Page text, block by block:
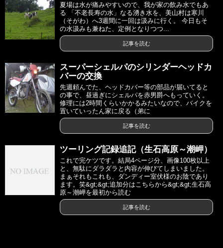
夏場は水が痛みやすいので、我が家の飲み水でもあ
る 「不老長寿の水」なる湧き水を、美山村は寒川
（そがわ）へ3週間に一回は汲みに行く。 今日もそ
の水汲みも兼ねた、定例となりつつ...
記事を読む
スーパーシェルパのシリンダーヘッドカ
バーの交換
先週頼んでた、ヘッドカバー等の部品が届いてると
の事で、昼過ぎにシェルパを赤男爵へもっていく。
修理には2時間くらいかかるみたいなので、バイクを
置いていったん家に戻る（弟に
記事を読む
ツーリング記録追記（生石高原～潮岬）
これで完ケツです。結局4ページ分、画像100枚以上
と、無駄にダラダラと内容が伸びてしまいました。
まぁそれもこれも、ダンディー室伏様のお陰であり
ます。笑&gt;&gt;追加分はこちらから&gt;&gt;生石高
原～潮岬を最初から読む
記事を読む